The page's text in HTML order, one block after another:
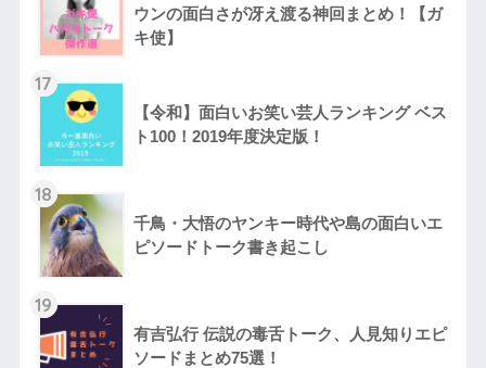
ウンの面白さが冴え渡る神回まとめ！【ガ
キ使】
17
【令和】面白いお笑い芸人ランキング ベス
ト100！2019年度決定版！
18
千鳥・大悟のヤンキー時代や島の面白いエ
ピソードトーク書き起こし
19
有吉弘行 伝説の毒舌トーク、人見知りエピ
ソードまとめ75選！